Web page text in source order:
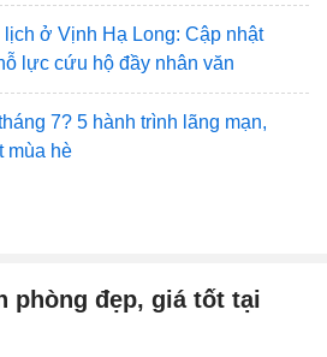
ở Vịnh Hạ Long: Cập nhật
lực cứu hộ đầy nhân văn
7? 5 hành trình lãng mạn,
mùa hè
phòng đẹp, giá tốt tại